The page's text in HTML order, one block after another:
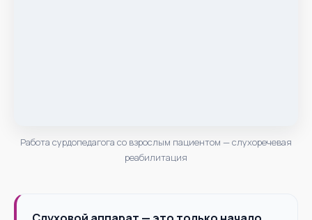
Работа сурдопедагога со взрослым пациентом — слухоречевая
реабилитация